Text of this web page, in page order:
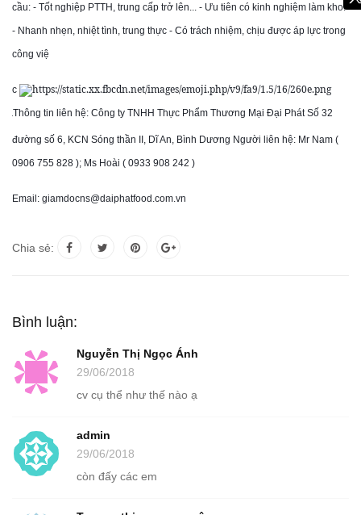
cầu: - Tốt nghiệp PTTH, trung cấp trở lên... - Ưu tiên có kinh nghiệm làm kho.
- Nhanh nhẹn, nhiệt tình, trung thực - Có trách nhiệm, chịu được áp lực trong
công việ
c
Thông tin liên hệ: Công ty TNHH Thực Phẩm Thương Mại Đại Phát Số 32
đường số 6, KCN Sóng thần II, Dĩ An, Bình Dương Người liên hệ: Mr Nam (
0906 755 828 ); Ms Hoài ( 0933 908 242 )
Email: giamdocns@daiphatfood.com.vn
Chia sẻ:
Bình luận:
Nguyễn Thị Ngọc Ánh
29/06/2018
cv cụ thể như thế nào ạ
admin
29/06/2018
còn đấy các em